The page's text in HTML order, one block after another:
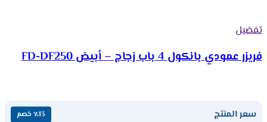
تفضيل
فريزر عمودي بانكول 4 باب زجاج – أبيض FD-DF250
سعر المنتج ٪13 خصم